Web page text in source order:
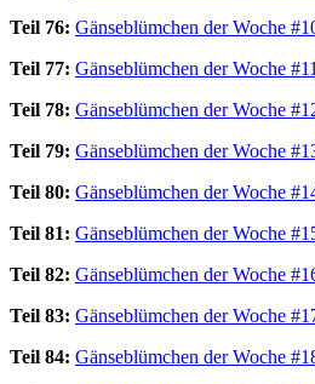
Teil 76: Gänseblümchen der Woche
Teil 77: Gänseblümchen der Woche
Teil 78: Gänseblümchen der Woche
Teil 79: Gänseblümchen der Woche
Teil 80: Gänseblümchen der Woche
Teil 81: Gänseblümchen der Woche
Teil 82: Gänseblümchen der Woche
Teil 83: Gänseblümchen der Woche
Teil 84: Gänseblümchen der Woche